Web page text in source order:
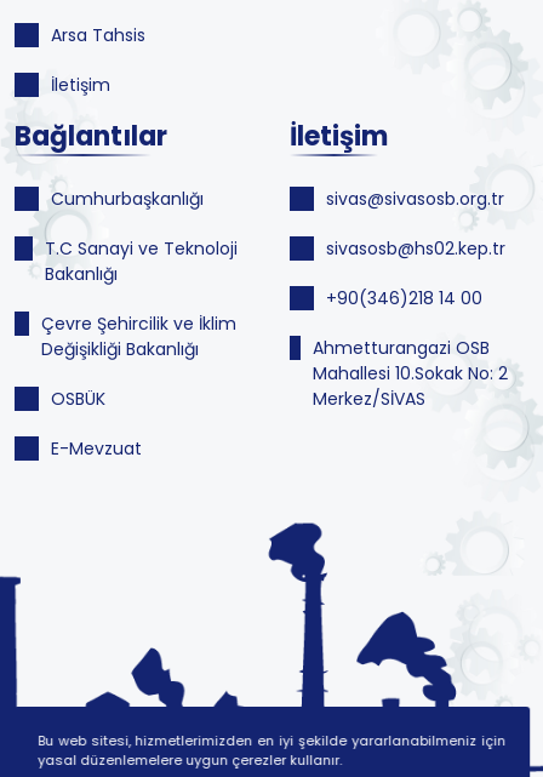
Arsa Tahsis
İletişim
Bağlantılar
Cumhurbaşkanlığı
T.C Sanayi ve Teknoloji
Bakanlığı
Çevre Şehircilik ve İklim
Değişikliği Bakanlığı
OSBÜK
E-Mevzuat
İletişim
sivas@sivasosb.org.tr
sivasosb@hs02.kep.tr
+90(346)218 14 00
Ahmetturangazi OSB
Mahallesi 10.Sokak No: 2
Merkez/SİVAS
Bu web sitesi, hizmetlerimizden en iyi şekilde yararlanabilmeniz için
yasal düzenlemelere uygun çerezler kullanır.